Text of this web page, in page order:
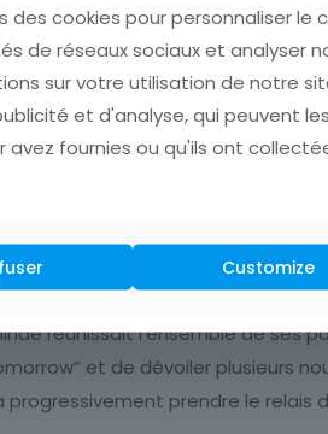
réunissait l’ensemble de
et de dévoiler plusieurs
prendre le relais
des cookies pour personnaliser
de réseaux sociaux et analyser
sur votre utilisation de notre
et d'analyse, qui peuvent
avez fournies ou qu'ils ont
Customize